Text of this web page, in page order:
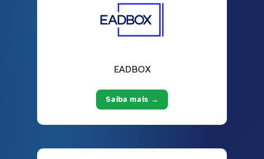
EADBOX
Saiba mais →